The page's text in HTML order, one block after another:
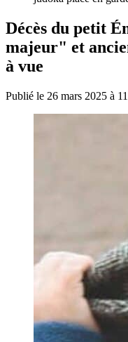
Décès du petit
majeur" et
à vue
Publié le 26 mars 2025 à